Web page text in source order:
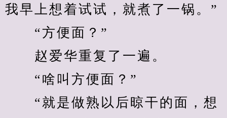
我早上想着试试，就煮了一锅。”
“方便面？”
赵爱华重复了一遍。
“啥叫方便面？”
“就是做熟以后晾干的面，想